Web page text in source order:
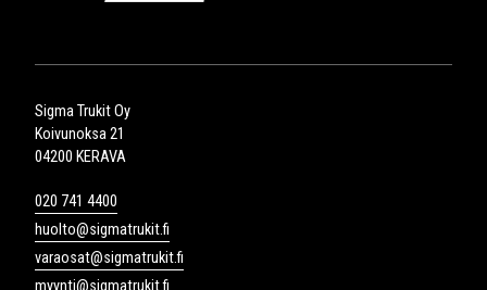
Sigma Trukit Oy
Koivunoksa 21
04200 KERAVA
020 741 4400
huolto@sigmatrukit.fi
varaosat@sigmatrukit.fi
myynti@sigmatrukit.fi